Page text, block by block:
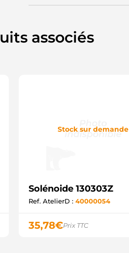
associés
Stock sur demande
Solénoide 130303Z
Ref. AtelierD : 40000054
35,78€Prix TTC